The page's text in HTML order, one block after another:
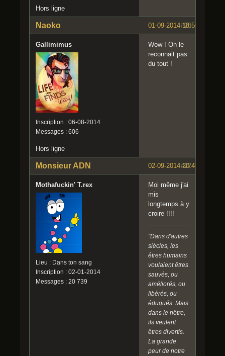
Hors ligne
#26
01-09-2014 18:50:33
Naoko
Gallimimus
Inscription : 06-08-2014
Messages : 606
Wow ! On le
reconnait pas
du tout !
Hors ligne
#27
02-09-2014 20:46:52
Monsieur ADN
Mothafuckin' T.rex
Lieu : Dans ton sang
Inscription : 02-01-2014
Messages : 20 739
Moi même j'ai
mis
longtemps à y
croire !!!!
"Dans d'autres
siècles, les
êtres humains
voulaient êtres
sauvés, ou
améliorés, ou
libérés, ou
éduqués. Mais
dans le nôtre,
ils veulent
êtres divertis.
La grande
peur de notre